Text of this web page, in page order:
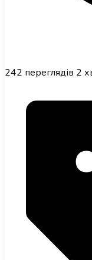
242 переглядів 2